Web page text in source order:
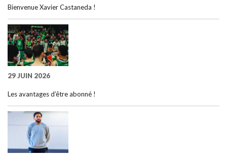
Bienvenue Xavier Castaneda !
29 JUIN 2026
Les avantages d’être abonné !